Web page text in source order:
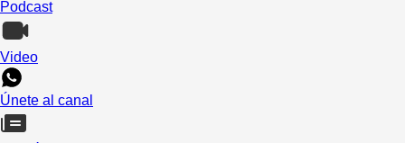
Podcast
Video
Únete al canal